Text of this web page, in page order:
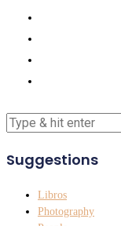
Suggestions
Libros
Photography